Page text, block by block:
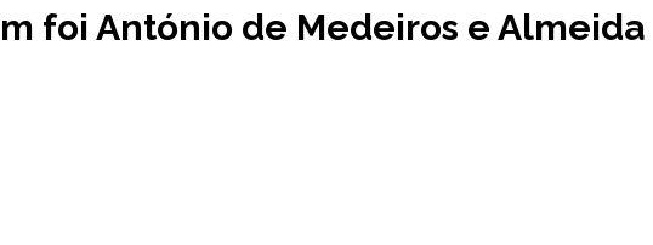
foi António de Medeiros e Almeida